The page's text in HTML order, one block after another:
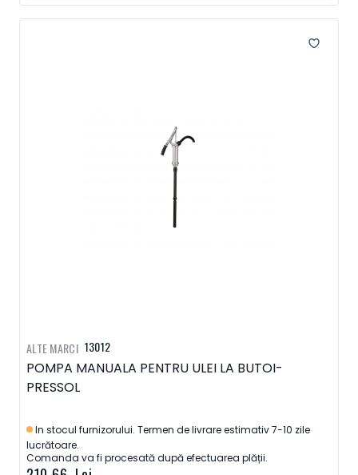
13012
POMPA MANUALA PENTRU ULEI LA BUTOI-
PRESSOL
In stocul furnizorului. Termen de livrare estimativ 7-10 zile
lucrătoare.
Comanda va fi procesată după efectuarea plății.
ALTE MARCI